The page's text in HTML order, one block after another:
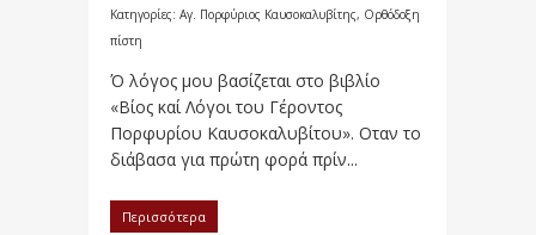
Κατηγορίες: Αγ. Πορφύριος Καυσοκαλυβίτης, Ορθόδοξη
πίστη
Ό λόγος μου βασίζεται στο βιβλίο
«Βίος καί Λόγοι του Γέροντος
Πορφυρίου Καυσοκαλυβίτου». Οταν το
διάβασα για πρώτη φορά πρίν...
Περισσότερα